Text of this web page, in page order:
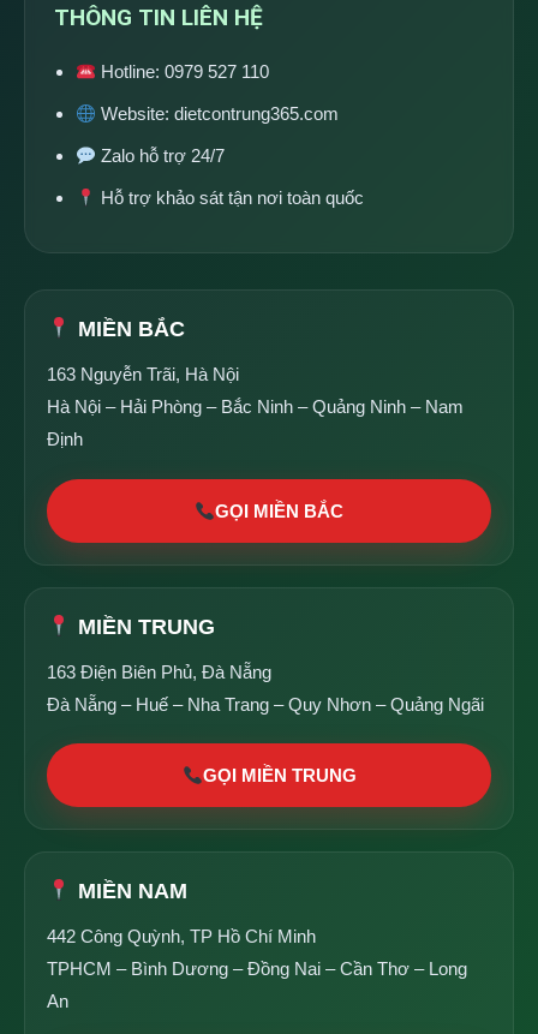
THÔNG TIN LIÊN HỆ
Hotline:0979 527 110
Website:dietcontrung365.com
Zalo hỗ trợ 24/7
Hỗ trợ khảo sát tận nơi toàn quốc
MIỀN BẮC
163 Nguyễn Trãi, Hà Nội
Hà Nội – Hải Phòng – Bắc Ninh – Quảng Ninh – Nam
Định
GỌI MIỀN BẮC
MIỀN TRUNG
163 Điện Biên Phủ, Đà Nẵng
Đà Nẵng – Huế – Nha Trang – Quy Nhơn – Quảng Ngãi
GỌI MIỀN TRUNG
MIỀN NAM
442 Công Quỳnh, TP Hồ Chí Minh
TPHCM – Bình Dương – Đồng Nai – Cần Thơ – Long
An